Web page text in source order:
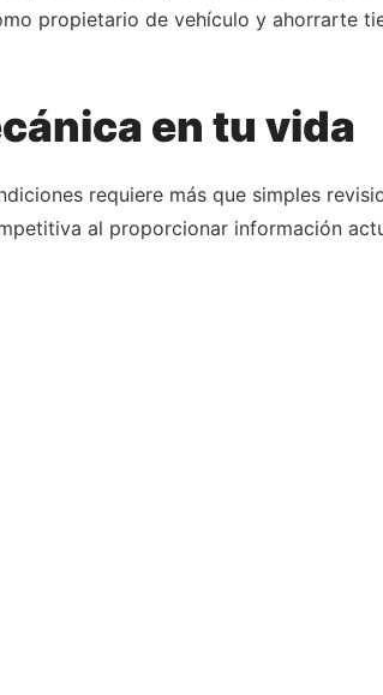
propietario de vehículo y ahorrarte
en tu vida
requiere más que simples
al proporcionar información